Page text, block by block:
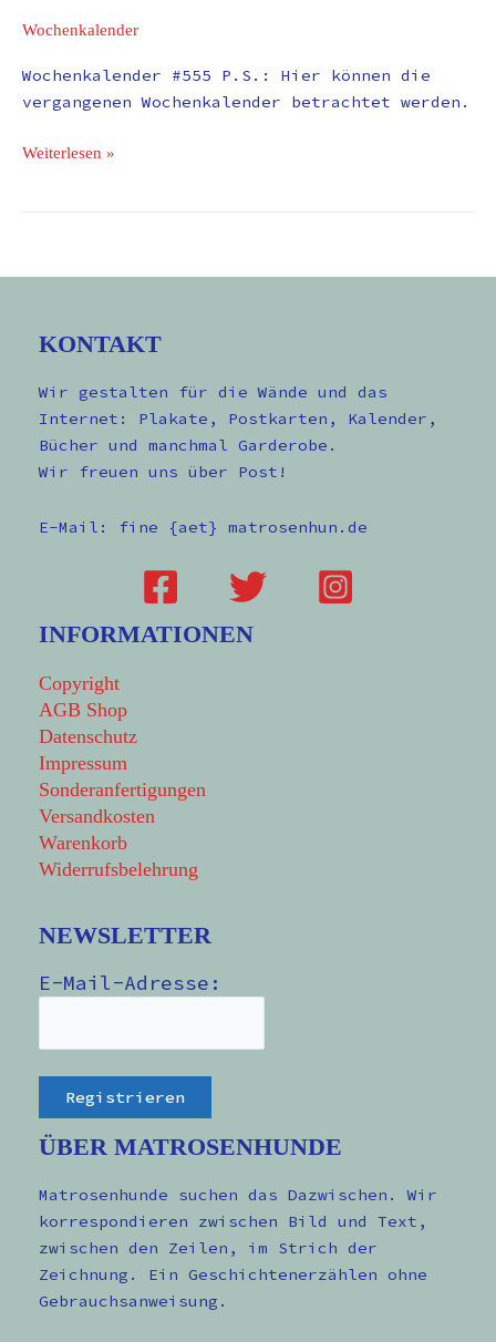
Wochenkalender
Wochenkalender #555 P.S.: Hier können die
vergangenen Wochenkalender betrachtet werden.
Weiterlesen »
KONTAKT
Wir gestalten für die Wände und das
Internet: Plakate, Postkarten, Kalender,
Bücher und manchmal Garderobe.
Wir freuen uns über Post!
E-Mail: fine {aet} matrosenhun.de
INFORMATIONEN
Copyright
AGB Shop
Datenschutz
Impressum
Sonderanfertigungen
Versandkosten
Warenkorb
Widerrufsbelehrung
NEWSLETTER
E-Mail-Adresse:
ÜBER MATROSENHUNDE
Matrosenhunde suchen das Dazwischen. Wir
korrespondieren zwischen Bild und Text,
zwischen den Zeilen, im Strich der
Zeichnung. Ein Geschichtenerzählen ohne
Gebrauchsanweisung.